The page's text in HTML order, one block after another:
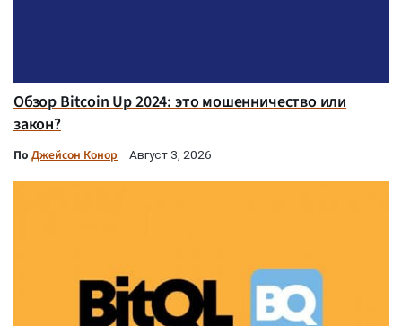
Обзор Bitcoin Up 2024: это мошенничество или
закон?
По Джейсон Конор Август 3, 2026